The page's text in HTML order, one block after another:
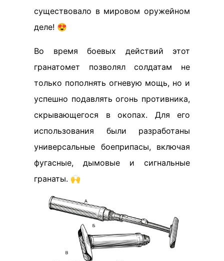
существовало в мировом оружейном
деле! 😍
Во время боевых действий этот
гранатомет позволял солдатам не
только пополнять огневую мощь, но и
успешно подавлять огонь противника,
скрывающегося в окопах. Для его
использования были разработаны
универсальные боеприпасы, включая
фугасные, дымовые и сигнальные
гранаты. 🙌